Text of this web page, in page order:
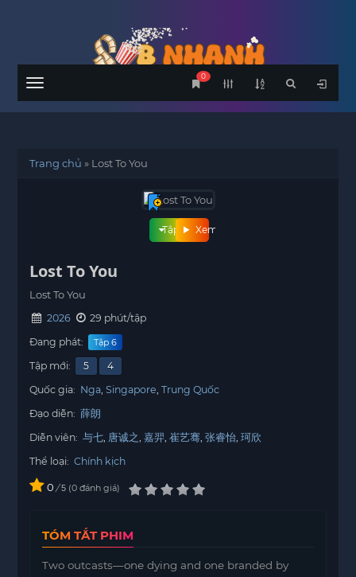
Menu
0
Trang chủ » Lost To You
Xem phim
Tập phim
Lost To You
Lost To You
2026
29 phút/tập
Đang phát:
Tập 6
Tập mới: 5
4
Quốc gia: Nga Singapore Trung Quốc
Đạo diễn: 薛朗
Diễn viên: 与七 唐诚之 嘉羿 崔艺骞 张睿怡 珂欣
Thể loại: Chính kịch
0 / 5 0 đánh giá
TÓM TẮT PHIM
Two outcasts—one dying and one branded by